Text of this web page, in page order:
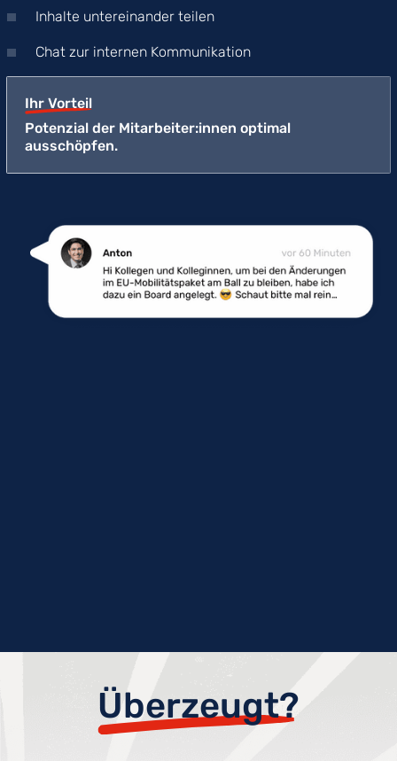
Inhalte untereinander teilen
Chat zur internen Kommunikation
Ihr Vorteil
Potenzial der Mitarbeiter:innen optimal
ausschöpfen.
Überzeugt?